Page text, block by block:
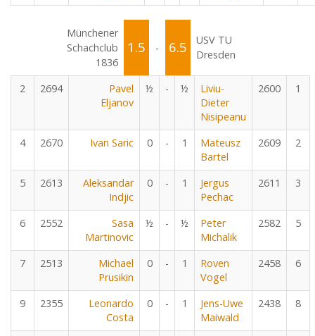
Münchener
Schachclub
1836
1.5 - 6.5
USV TU
Dresden
2 2694
Pavel
Eljanov
½ - ½
Liviu-
Dieter
Nisipeanu
2600 1
4 2670 Ivan Saric 0 - 1
Mateusz
Bartel
2609 2
5 2613
Aleksandar
Indjic
0 - 1
Jergus
Pechac
2611 3
6 2552
Sasa
Martinovic
½ - ½
Peter
Michalik
2582 5
7 2513
Michael
Prusikin
0 - 1
Roven
Vogel
2458 6
9 2355
Leonardo
Costa
0 - 1
Jens-Uwe
Maiwald
2438 8